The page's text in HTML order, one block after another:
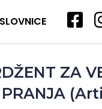
ZA